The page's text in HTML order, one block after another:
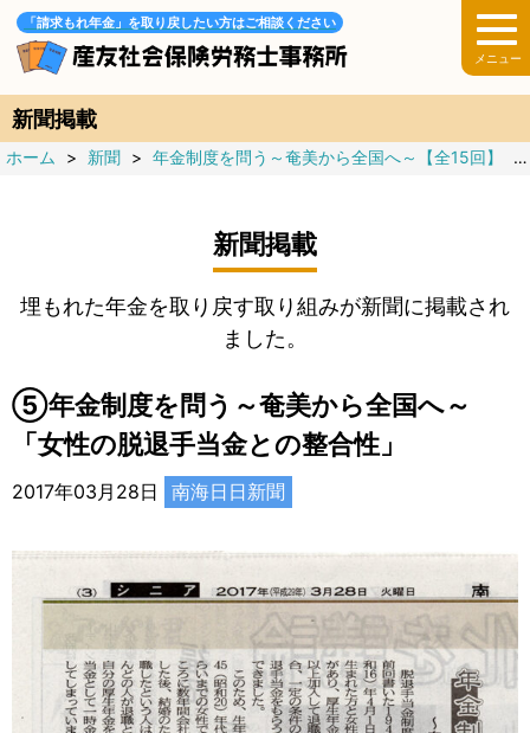
「請求もれ年金」を取り戻したい方はご相談ください
新聞掲載
ホーム > 新聞 > 年金制度を問う～奄美から全国へ～【全15回】
新聞掲載
埋もれた年金を取り戻す取り組みが新聞に掲載され
ました。
⑤年金制度を問う～奄美から全国へ～
「女性の脱退手当金との整合性」
2017年03月28日 南海日日新聞